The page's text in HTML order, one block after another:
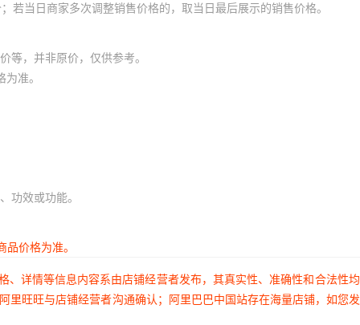
当日商家多次调整销售价格的，取当日最后展示的销售价格。
等，并非原价，仅供参考。
准。
功效或功能。
价格为准。
详情等信息内容系由店铺经营者发布，其真实性、准确性和合法性
旺旺与店铺经营者沟通确认；阿里巴巴中国站存在海量店铺，如您